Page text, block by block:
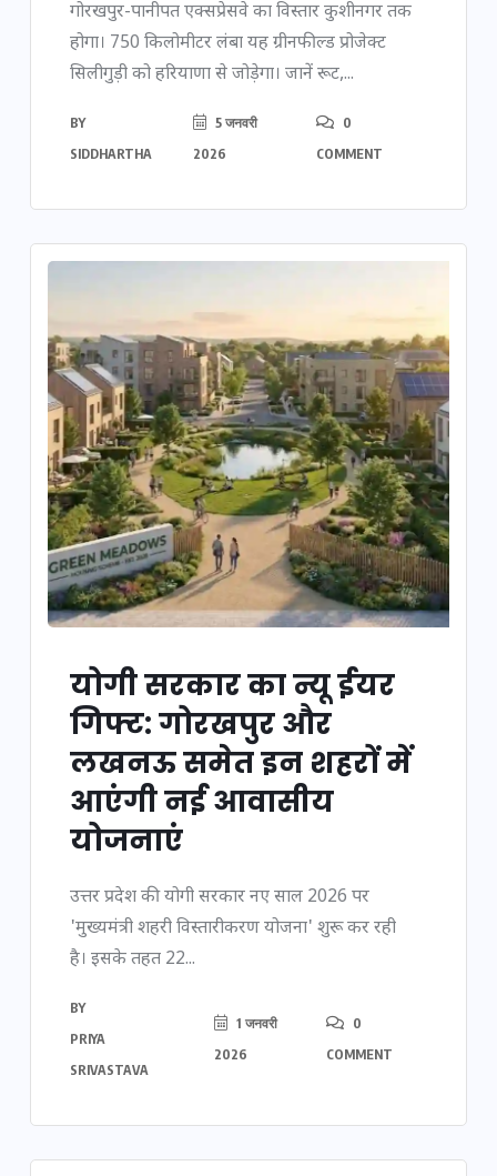
गोरखपुर-पानीपत एक्सप्रेसवे का विस्तार कुशीनगर तक
होगा। 750 किलोमीटर लंबा यह ग्रीनफील्ड प्रोजेक्ट
सिलीगुड़ी को हरियाणा से जोड़ेगा। जानें रूट,...
BY
SIDDHARTHA
5 जनवरी
2026
0
COMMENT
योगी सरकार का न्यू ईयर
गिफ्ट: गोरखपुर और
लखनऊ समेत इन शहरों में
आएंगी नई आवासीय
योजनाएं
उत्तर प्रदेश की योगी सरकार नए साल 2026 पर
'मुख्यमंत्री शहरी विस्तारीकरण योजना' शुरू कर रही
है। इसके तहत 22...
BY
PRIYA
SRIVASTAVA
1 जनवरी
2026
0
COMMENT